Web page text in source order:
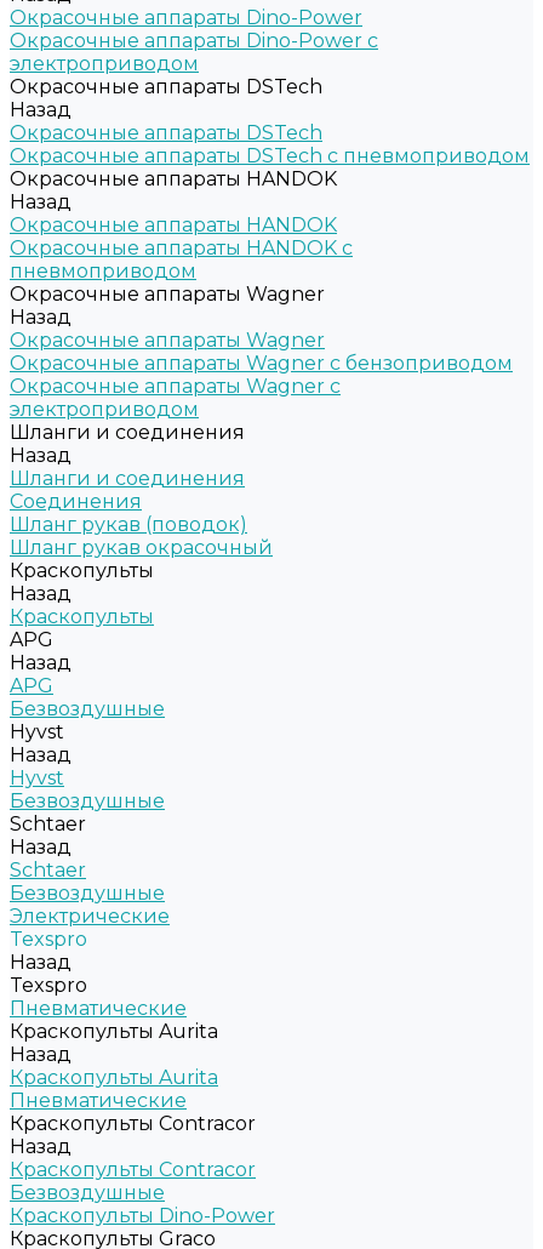
Окрасочные аппараты Dino-Power
Окрасочные аппараты Dino-Power с
электроприводом
Окрасочные аппараты DSTech
Назад
Окрасочные аппараты DSTech
Окрасочные аппараты DSTech c пневмоприводом
Окрасочные аппараты HANDOK
Назад
Окрасочные аппараты HANDOK
Окрасочные аппараты HANDOK c
пневмоприводом
Окрасочные аппараты Wagner
Назад
Окрасочные аппараты Wagner
Окрасочные аппараты Wagner с бензоприводом
Окрасочные аппараты Wagner с
электроприводом
Шланги и соединения
Назад
Шланги и соединения
Cоединения
Шланг рукав (поводок)
Шланг рукав окрасочный
Краскопульты
Назад
Краскопульты
APG
Назад
APG
Безвоздушные
Hyvst
Назад
Hyvst
Безвоздушные
Schtaer
Назад
Schtaer
Безвоздушные
Электрические
Texspro
Назад
Texspro
Пневматические
Краскопульты Aurita
Назад
Краскопульты Aurita
Пневматические
Краскопульты Contracor
Назад
Краскопульты Contracor
Безвоздушные
Краскопульты Dino-Power
Краскопульты Graco